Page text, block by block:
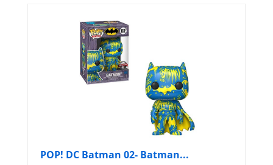
POP! DC Batman 02- Batman...